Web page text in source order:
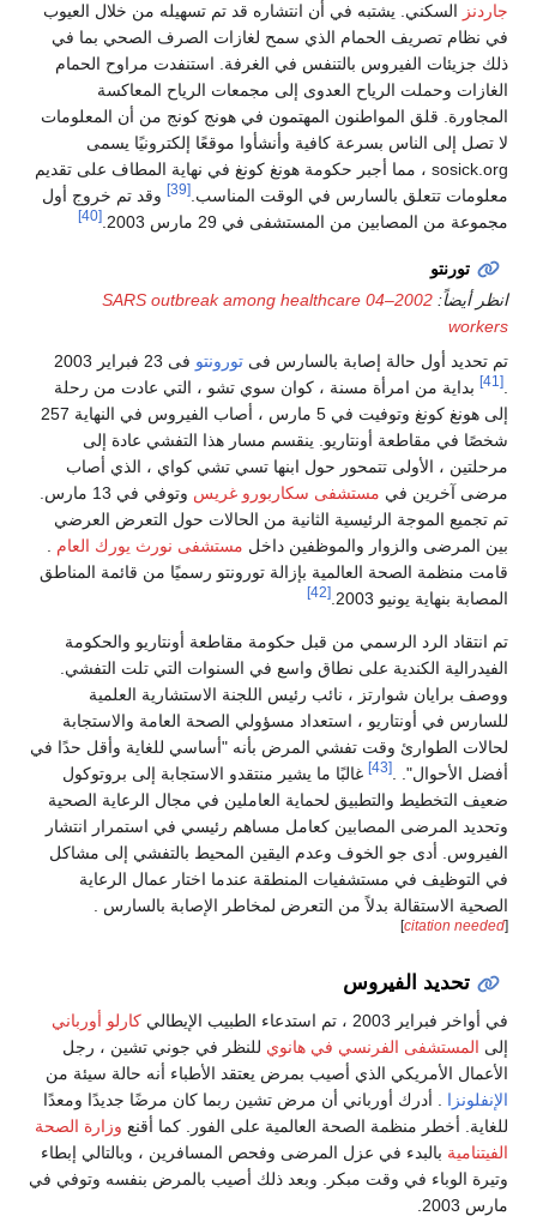
جاردنزالسكني. يشتبه في أن انتشاره قد تم تسهيله من خلال العيوب
في نظام تصريف الحمام الذي سمح لغازات الصرف الصحي بما في
ذلك جزيئات الفيروس بالتنفس في الغرفة. استنفدت مراوح الحمام
الغازات وحملت الرياح العدوى إلى مجمعات الرياح المعاكسة
المجاورة. قلق المواطنون المهتمون في هونج كونج من أن المعلومات
لا تصل إلى الناس بسرعة كافية وأنشأوا موقعًا إلكترونيًا يسمى
sosick.org ، مما أجبر حكومة هونغ كونغ في نهاية المطاف على تقديم
معلومات تتعلق بالسارس في الوقت المناسب.
وقد تم خروج أول
مجموعة من المصابين من المستشفى في 29 مارس 2003.
[40]
تورنتو
انظر أيضاً:
2002–04 SARS outbreak among healthcare
workers
تم تحديد أول حالة إصابة بالسارس فىتورونتو
فى 23 فبراير 2003
بداية من امرأة مسنة ، كوان سوي تشو ، التي عادت من رحلة
إلى هونغ كونغ وتوفيت في 5 مارس ، أصاب الفيروس في النهاية 257
شخصًا في مقاطعة أونتاريو. ينقسم مسار هذا التفشي عادة إلى
مرحلتين ، الأولى تتمحور حول ابنها تسي تشي كواي ، الذي أصاب
مرضى آخرين فيمستشفى سكاربورو غريس
وتوفي في 13 مارس.
تم تجميع الموجة الرئيسية الثانية من الحالات حول التعرض العرضي
بين المرضى والزوار والموظفين داخلمستشفى نورث يورك العام.
قامت منظمة الصحة العالمية بإزالة تورونتو رسميًا من قائمة المناطق
المصابة بنهاية يونيو 2003.
[42]
تم انتقاد الرد الرسمي من قبل حكومة مقاطعة أونتاريو والحكومة
الفيدرالية الكندية على نطاق واسع في السنوات التي تلت التفشي.
ووصف برايان شوارتز ، نائب رئيس اللجنة الاستشارية العلمية
للسارس في أونتاريو ، استعداد مسؤولي الصحة العامة والاستجابة
لحالات الطوارئ وقت تفشي المرض بأنه "أساسي للغاية وأقل حدًا في
أفضل الأحوال". .
غالبًا ما يشير منتقدو الاستجابة إلى بروتوكول
ضعيف التخطيط والتطبيق لحماية العاملين في مجال الرعاية الصحية
وتحديد المرضى المصابين كعامل مساهم رئيسي في استمرار انتشار
الفيروس. أدى جو الخوف وعدم اليقين المحيط بالتفشي إلى مشاكل
في التوظيف في مستشفيات المنطقة عندما اختار عمال الرعاية
الصحية الاستقالة بدلاً من التعرض لمخاطر الإصابة بالسارس .
citation needed
]
تحديد الفيروس
في أواخر فبراير 2003 ، تم استدعاء الطبيب الإيطالي
كارلو أورباني
إلىالمستشفى الفرنسي في هانويللنظر في جوني تشين ، رجل
الأعمال الأمريكي الذي أصيب بمرض يعتقد الأطباء أنه حالة سيئة من
الإنفلونزا . أدرك أورباني أن مرض تشين ربما كان مرضًا جديدًا ومعدًا
للغاية. أخطر منظمة الصحة العالمية على الفور. كما أقنعوزارة الصحة
الفيتناميةبالبدء في عزل المرضى وفحص المسافرين ، وبالتالي إبطاء
وتيرة الوباء في وقت مبكر. وبعد ذلك أصيب بالمرض بنفسه وتوفي في
مارس 2003.